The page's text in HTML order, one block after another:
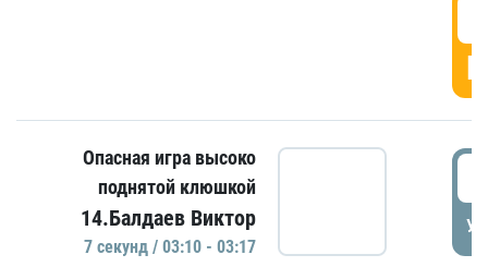
Опасная игра высоко
поднятой клюшкой
14.Балдаев Виктор
7 секунд / 03:10 - 03:17